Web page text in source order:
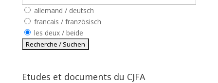
allemand / deutsch
francais / französisch
les deux / beide
Etudes et documents du CJFA